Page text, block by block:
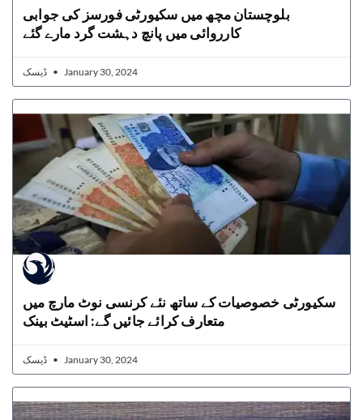
بلوچستان مچھ میں سکیورٹی فورسز کی جوابی
کارروائی میں پانچ دہشت گرد مارے گئے
January 30, 2024
سکیورٹی خصوصیات کے ساتھ نئے کرنسی نوٹ مارچ میں
متعارف کرائے جائیں گے: اسٹیٹ بینک
January 30, 2024